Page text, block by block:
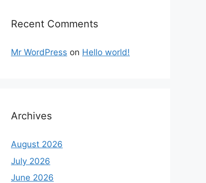
Recent Comments
Mr WordPress on Hello world!
Archives
August 2026
July 2026
June 2026